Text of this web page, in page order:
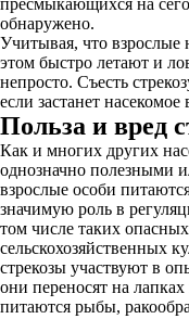
пресмыкающихся на
обнаружено.
Учитывая, что
этом быстро летают и
непросто. Съесть
если застанет
Польза и вред
Как и многих других
однозначно полезными
взрослые особи
значимую роль в
том числе таких
сельскохозяйственных
стрекозы участвуют в
они переносят на
питаются рыбы,